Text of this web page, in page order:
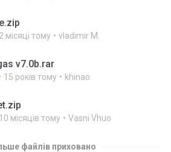
2 місяці тому vladimir M.
v7.0b.rar
15 років тому khinao
10 місяців тому Vasni Vhuo
файлів приховано